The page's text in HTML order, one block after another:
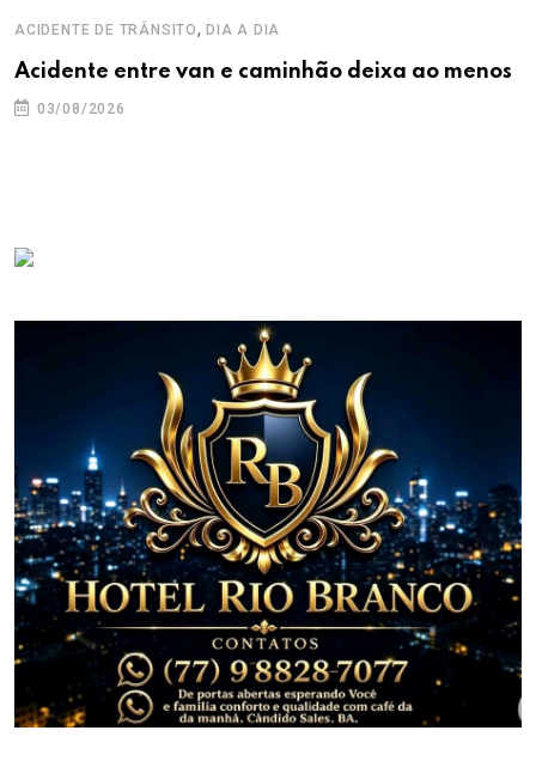
ACIDENTE DE TRÂNSITO, DIA A DIA
Acidente entre van e caminhão deixa ao menos
03/08/2026